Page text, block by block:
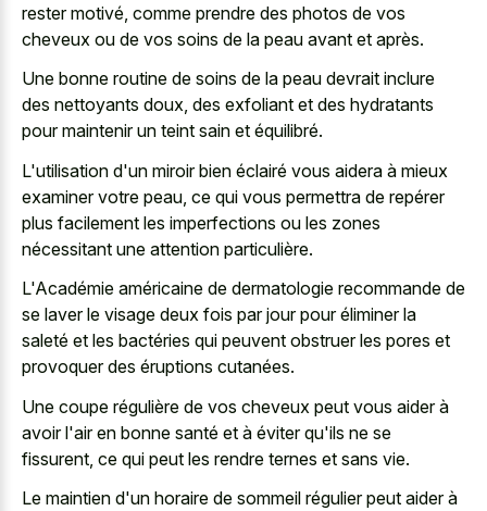
rester motivé, comme prendre des photos de vos
cheveux ou de vos soins de la peau avant et après.
Une bonne routine de soins de la peau devrait inclure
des nettoyants doux, des exfoliant et des hydratants
pour maintenir un teint sain et équilibré.
L'utilisation d'un miroir bien éclairé vous aidera à mieux
examiner votre peau, ce qui vous permettra de repérer
plus facilement les imperfections ou les zones
nécessitant une attention particulière.
L'Académie américaine de dermatologie recommande de
se laver le visage deux fois par jour pour éliminer la
saleté et les bactéries qui peuvent obstruer les pores et
provoquer des éruptions cutanées.
Une coupe régulière de vos cheveux peut vous aider à
avoir l'air en bonne santé et à éviter qu'ils ne se
fissurent, ce qui peut les rendre ternes et sans vie.
Le maintien d'un horaire de sommeil régulier peut aider à